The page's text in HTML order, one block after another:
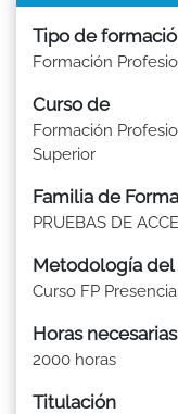
Tipo de
Formación
Curso de
Formación
Superior
Familia de
PRUEBAS DE
Metodología del
Curso FP
Horas necesarias
2000 horas
Titulación